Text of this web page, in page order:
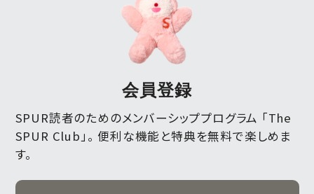
会員登録
SPUR読者のためのメンバーシッププログラム 「The
SPUR Club」。 便利な機能と特典を無料で楽しめま
す。